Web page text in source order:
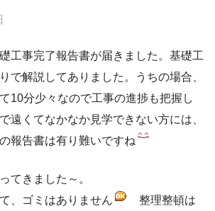
工事完了報告書が届きました。基礎工
で解説してありました。うちの場合、
10分少々なので工事の進捗も把握し
遠くてなかなか見学できない方には、
報告書は有り難いですね
てきました～。
、ゴミはありません
整理整頓は